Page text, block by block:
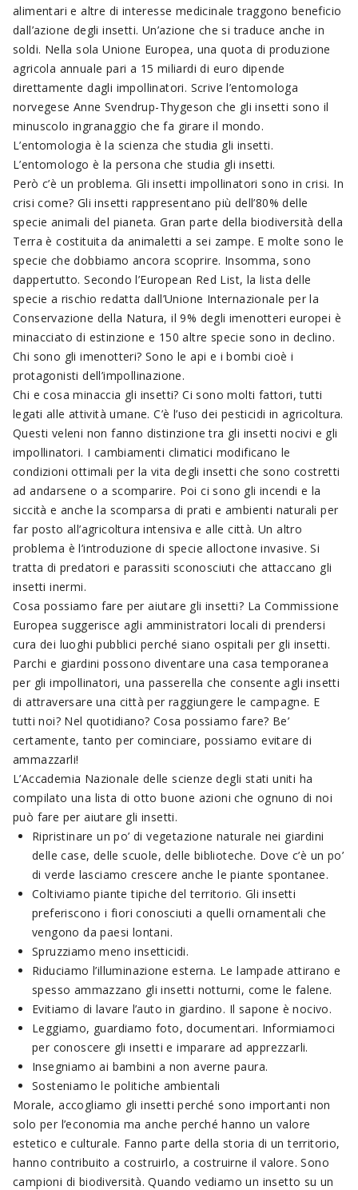
alimentari e altre di interesse medicinale traggono beneficio
dall’azione degli insetti. Un’azione che si traduce anche in
soldi. Nella sola Unione Europea, una quota di produzione
agricola annuale pari a 15 miliardi di euro dipende
direttamente dagli impollinatori. Scrive l’entomologa
norvegese Anne Svendrup-Thygeson che gli insetti sono il
minuscolo ingranaggio che fa girare il mondo.
L’entomologia è la scienza che studia gli insetti.
L’entomologo è la persona che studia gli insetti.
Però c’è un problema. Gli insetti impollinatori sono in crisi. In
crisi come? Gli insetti rappresentano più dell’80% delle
specie animali del pianeta. Gran parte della biodiversità della
Terra è costituita da animaletti a sei zampe. E molte sono le
specie che dobbiamo ancora scoprire. Insomma, sono
dappertutto. Secondo l’European Red List, la lista delle
specie a rischio redatta dall’Unione Internazionale per la
Conservazione della Natura, il 9% degli imenotteri europei è
minacciato di estinzione e 150 altre specie sono in declino.
Chi sono gli imenotteri? Sono le api e i bombi cioè i
protagonisti dell’impollinazione.
Chi e cosa minaccia gli insetti? Ci sono molti fattori, tutti
legati alle attività umane. C’è l’uso dei pesticidi in agricoltura.
Questi veleni non fanno distinzione tra gli insetti nocivi e gli
impollinatori. I cambiamenti climatici modificano le
condizioni ottimali per la vita degli insetti che sono costretti
ad andarsene o a scomparire. Poi ci sono gli incendi e la
siccità e anche la scomparsa di prati e ambienti naturali per
far posto all’agricoltura intensiva e alle città. Un altro
problema è l’introduzione di specie alloctone invasive. Si
tratta di predatori e parassiti sconosciuti che attaccano gli
insetti inermi.
Cosa possiamo fare per aiutare gli insetti? La Commissione
Europea suggerisce agli amministratori locali di prendersi
cura dei luoghi pubblici perché siano ospitali per gli insetti.
Parchi e giardini possono diventare una casa temporanea
per gli impollinatori, una passerella che consente agli insetti
di attraversare una città per raggiungere le campagne. E
tutti noi? Nel quotidiano? Cosa possiamo fare? Be’
certamente, tanto per cominciare, possiamo evitare di
ammazzarli!
L’Accademia Nazionale delle scienze degli stati uniti ha
compilato una lista di otto buone azioni che ognuno di noi
può fare per aiutare gli insetti.
Ripristinare un po’ di vegetazione naturale nei giardini
delle case, delle scuole, delle biblioteche. Dove c’è un po’
di verde lasciamo crescere anche le piante spontanee.
Coltiviamo piante tipiche del territorio. Gli insetti
preferiscono i fiori conosciuti a quelli ornamentali che
vengono da paesi lontani.
Spruzziamo meno insetticidi.
Riduciamo l’illuminazione esterna. Le lampade attirano e
spesso ammazzano gli insetti notturni, come le falene.
Evitiamo di lavare l’auto in giardino. Il sapone è nocivo.
Leggiamo, guardiamo foto, documentari. Informiamoci
per conoscere gli insetti e imparare ad apprezzarli.
Insegniamo ai bambini a non averne paura.
Sosteniamo le politiche ambientali
Morale, accogliamo gli insetti perché sono importanti non
solo per l’economia ma anche perché hanno un valore
estetico e culturale. Fanno parte della storia di un territorio,
hanno contribuito a costruirlo, a costruirne il valore. Sono
campioni di biodiversità. Quando vediamo un insetto su un